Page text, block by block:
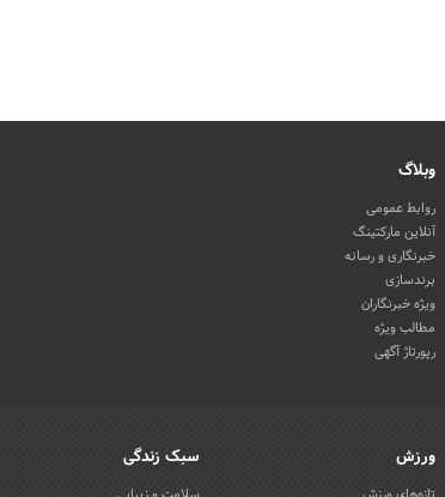
وبلاگ
روابط عمومی
آنلاین مارکتینگ
خبرنگاری و رسانه
برندسازی
ویژه خبرنگاران
مطالب ویژه
رپورتاژ آگهی
ورزش سبک زندگی